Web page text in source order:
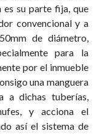
es su parte fija, que
convencional y a
de diámetro,
para la
por el inmueble
una manguera
a dichas tuberías,
y acciona el
así el sistema de